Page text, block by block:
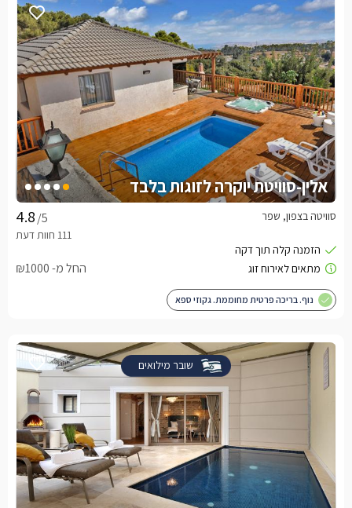
אלין-סוויטת יוקרה לזוגות בלבד
/5 סוויטה בצפון, שפר
החל מ- ₪1000
נוף. בריכה פרטית מחוממת. גקוזי ספא
שובר מילואים